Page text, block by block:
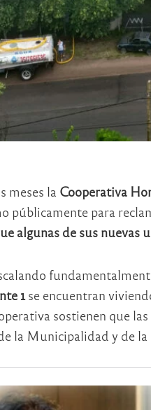
meses la Cooperativa
públicamente para
algunas de sus nuevas
1se encuentran
sostienen que
la Municipalidad y de la